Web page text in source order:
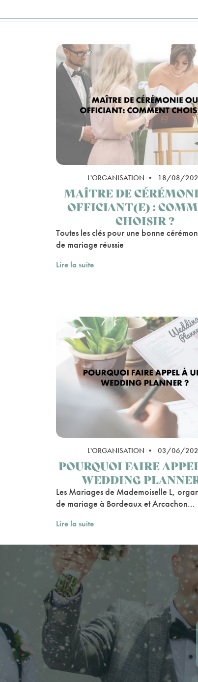
L'ORGANISATION • 18/08/
MAÎTRE DE
OFFICIANT(E) :
CHOISIR ?
Toutes les clés pour une bonne
de mariage réussie
Lire la suite
L'ORGANISATION • 03/06/
POURQUOI FAIRE
WEDDING
Les Mariages de Mademoiselle L,
de mariage à Bordeaux et Arcachon...
Lire la suite